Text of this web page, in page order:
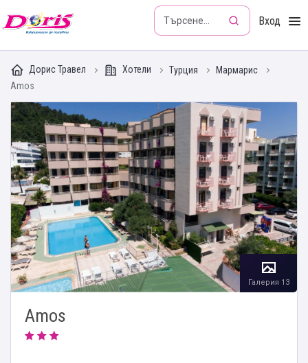
Doris - Изкушението да пътуваш Вход
Дорис Травел Хотели Турция
Мармарис
Amos
Amos
Галерия 13